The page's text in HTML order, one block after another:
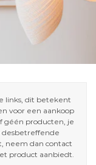
links, dit betekent
voor een aankoop
géén producten, je
neem dan contact
product aanbiedt.